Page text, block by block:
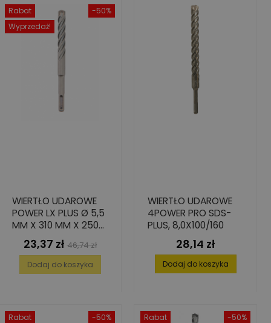
-50%
Rabat
Wyprzedaż!
WIERTŁO UDAROWE
POWER LX PLUS Ø 5,5
MM X 310 MM X 250
MMCena
23,37 zł Cena
podstawowa
46,74 zł
Dodaj do koszyka
WIERTŁO UDAROWE
4POWER PRO SDS-
PLUS, 8,0X100/160
Cena
28,14 zł
Dodaj do koszyka
-50%
Rabat
-50%
Rabat